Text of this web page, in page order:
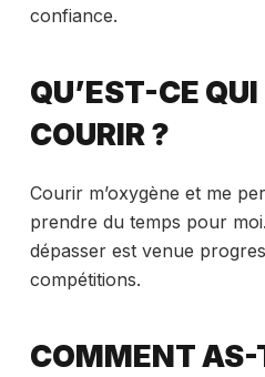
confiance.
QU’EST-CE
COURIR ?
Courir m’oxygène et me
prendre du temps pour moi.
dépasser est venue
compétitions.
COMMENT AS-